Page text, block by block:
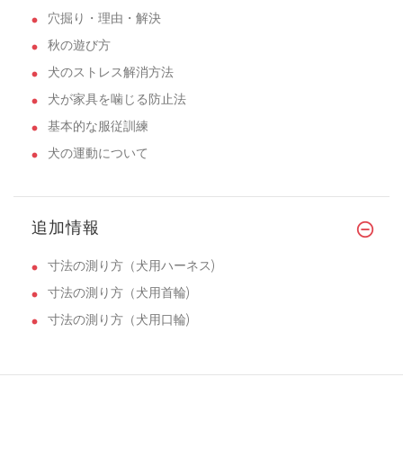
穴掘り・理由・解決
秋の遊び方
犬のストレス解消方法
犬が家具を噛じる防止法
基本的な服従訓練
犬の運動について
追加情報
寸法の測り方（犬用ハーネス)
寸法の測り方（犬用首輪)
寸法の測り方（犬用口輪)